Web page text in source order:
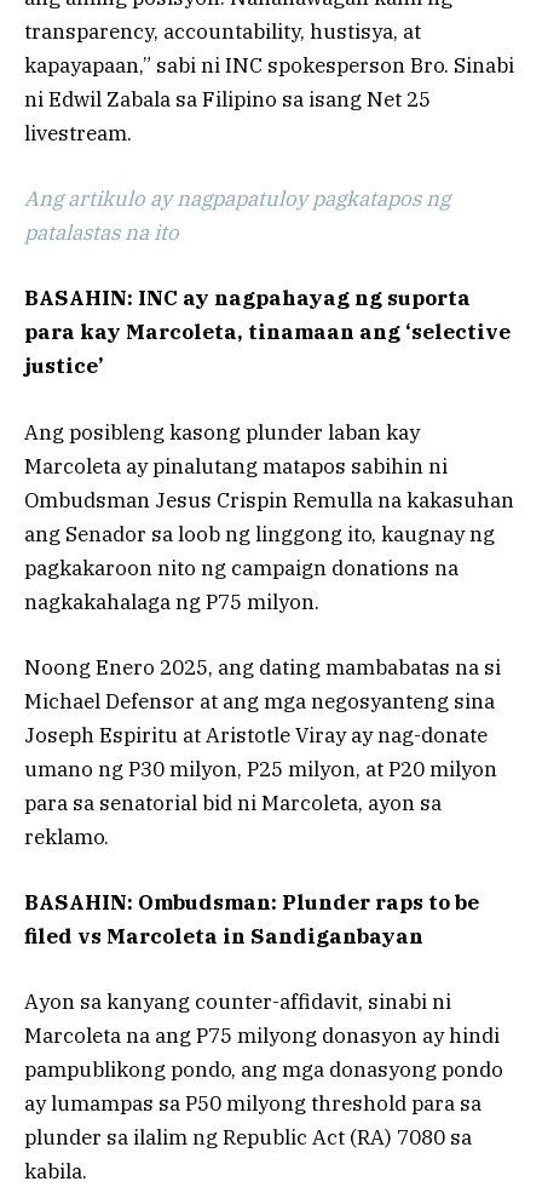
transparency, accountability, hustisya, at
kapayapaan,” sabi ni INC spokesperson Bro. Sinabi
ni Edwil Zabala sa Filipino sa isang Net 25
livestream.
Ang artikulo ay nagpapatuloy pagkatapos ng
patalastas na ito
BASAHIN: INC ay nagpahayag ng suporta
para kay Marcoleta, tinamaan ang ‘selective
justice’
Ang posibleng kasong plunder laban kay
Marcoleta ay pinalutang matapos sabihin ni
Ombudsman Jesus Crispin Remulla na kakasuhan
ang Senador sa loob ng linggong ito, kaugnay ng
pagkakaroon nito ng campaign donations na
nagkakahalaga ng P75 milyon.
Noong Enero 2025, ang dating mambabatas na si
Michael Defensor at ang mga negosyanteng sina
Joseph Espiritu at Aristotle Viray ay nag-donate
umano ng P30 milyon, P25 milyon, at P20 milyon
para sa senatorial bid ni Marcoleta, ayon sa
reklamo.
BASAHIN: Ombudsman: Plunder raps to be
filed vs Marcoleta in Sandiganbayan
Ayon sa kanyang counter-affidavit, sinabi ni
Marcoleta na ang P75 milyong donasyon ay hindi
pampublikong pondo, ang mga donasyong pondo
ay lumampas sa P50 milyong threshold para sa
plunder sa ilalim ng Republic Act (RA) 7080 sa
kabila.